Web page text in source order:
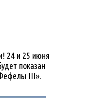
24 и 25 июня
показан
Фефелы III».